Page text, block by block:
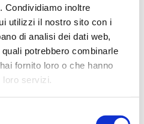
Condividiamo inoltre
utilizzi il nostro sito con i
di analisi dei dati web,
potrebbero combinarle
fornito loro o che hanno
loro servizi.